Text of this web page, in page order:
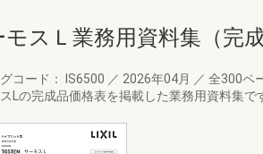
スＬ業務用資料集（完成
コード： IS6500 ／ 2026年04月 ／ 全300ペ
Lの完成品価格表を掲載した業務用資料集で